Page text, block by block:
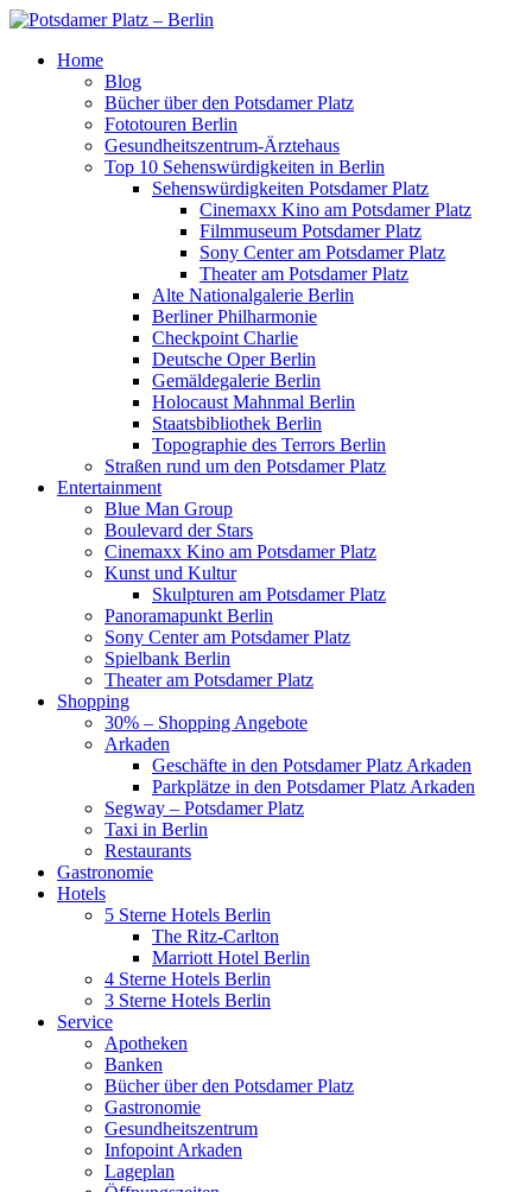
Home
Blog
Bücher über den Potsdamer Platz
Fototouren Berlin
Gesundheitszentrum-Ärztehaus
Top 10 Sehenswürdigkeiten in Berlin
Sehenswürdigkeiten Potsdamer Platz
Cinemaxx Kino am Potsdamer Platz
Filmmuseum Potsdamer Platz
Sony Center am Potsdamer Platz
Theater am Potsdamer Platz
Alte Nationalgalerie Berlin
Berliner Philharmonie
Checkpoint Charlie
Deutsche Oper Berlin
Gemäldegalerie Berlin
Holocaust Mahnmal Berlin
Staatsbibliothek Berlin
Topographie des Terrors Berlin
Straßen rund um den Potsdamer Platz
Entertainment
Blue Man Group
Boulevard der Stars
Cinemaxx Kino am Potsdamer Platz
Kunst und Kultur
Skulpturen am Potsdamer Platz
Panoramapunkt Berlin
Sony Center am Potsdamer Platz
Spielbank Berlin
Theater am Potsdamer Platz
Shopping
30% – Shopping Angebote
Arkaden
Geschäfte in den Potsdamer Platz Arkaden
Parkplätze in den Potsdamer Platz Arkaden
Segway – Potsdamer Platz
Taxi in Berlin
Restaurants
Gastronomie
Hotels
5 Sterne Hotels Berlin
The Ritz-Carlton
Marriott Hotel Berlin
4 Sterne Hotels Berlin
3 Sterne Hotels Berlin
Service
Apotheken
Banken
Bücher über den Potsdamer Platz
Gastronomie
Gesundheitszentrum
Infopoint Arkaden
Lageplan